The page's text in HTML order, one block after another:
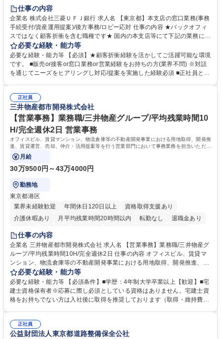
土日祝休み
仕事の内容
企業名 株式会社三菱ＵＦＪ銀行 求人名 【東京都】本支店の窓口業務(事務
手続受付/資産運用提案)/後方事務/ロビー応対 仕事の内容 ★バックオフィ
スではなく顧客折衝を含む職種です★ 国内の本支店等にて下記の業務に従
事していただきます。 ■窓口/後方/ロビーにて事務手続等の受付・オペレ
ーション、お客様対応 ■窓口にて、ご来店された個人のお客様に対して金
融商品のご提案 ■効率的な事務運用の検討・構築等 ≪業務紹介：ご応募前
に必ずご覧ください≫ ※記事 https://www.mysite.bk.mufg.jp/career/circle/
必要な経験・能力等
必要な経験・能力等 【必須】★顧客折衝経験を活かしてご活躍可能な環境
です。 ■販売or接客or窓口業務or営業経験をお持ちの方(業界不問) ※対話
を通じてニーズをヒアリングし対応/提案を実施した経験必須 ■正社員とし
るので安心して入行いただけます。 幅広いキャリアの選択肢があり、公募
や社内副業等を活用し、 一人ひとりが挑戦できるカルチャーが浸透してい
ます。 学歴・資格 学歴：大学院 大学 高専 短大 専修学校 高校 語学力：
資格：
正社員
三井物産都市開発株式会社
【営業事務】業務職/三井物産グループ/平均残業時間10
H/完全週休2日 営業事務
オフィスビル、賃貸マンション、物流倉庫等の不動産開発事業における用地取得、開発推
進、賃貸運営、売却、仲介・活用提案等を行う営業部門において事務業務を担当いただき
ます。
月給
30万9500円～43万4000円
勤務地
東京都港区
業界未経験歓迎
年間休日120日以上
資格取得支援あり
介護休暇あり
月平均残業時間20時間以内 転勤なし
退職金あり
在宅OK
賞与あり
駅近5分以内
土日祝休み 寮・社宅あり
仕事の内容
企業名 三井物産都市開発株式会社 求人名 【営業事務】業務職/三井物産グ
ループ/平均残業時間10H/完全週休2日 仕事の内容 オフィスビル、賃貸マ
ンション、物流倉庫等の不動産開発事業における用地取得、開発推進、賃
貸運営、売却、仲介・活用提案等を行う営業部門において事務業務を担当
いただきます。 【詳細】・契約書管理、契約書製本、捺印対応、ファイリ
ング、登記簿取得、調書取得・支払業務（各種費用支払、支払管理、請
求・支払データ登録、取引先マスター申請対応）・予算作成及び予実管
の他に担当頂く業務が発生する場合があります。 募集職種 【営業事務】
業務職/三井物産グループ/平均残業時間10H/完全週休2日
必要な経験・能力等
必要な経験・能力等 【必須条件】■学歴：4年制大学卒業以上【歓迎】■宅
建士資格保有者※応募に際し必須としている資格はありません。宅建士資
格をお持ちでない方は入社後に取得を推奨しております（取得・維持費用
ション力がある方。 ・チャレンジを厭わず、粘り強く業務に取り組める
方。多様な関係者と謙虚に信頼関係を構築でき、期限を意識したスケジュ
正社員
公益財団法人東京都道路整備保全公社